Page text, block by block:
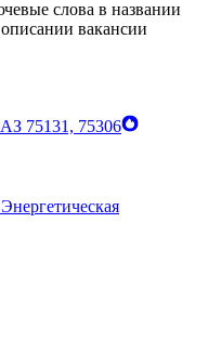
слова в названии
вакансии
75131, 75306